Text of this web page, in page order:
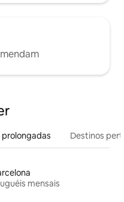
Destinos
mensais